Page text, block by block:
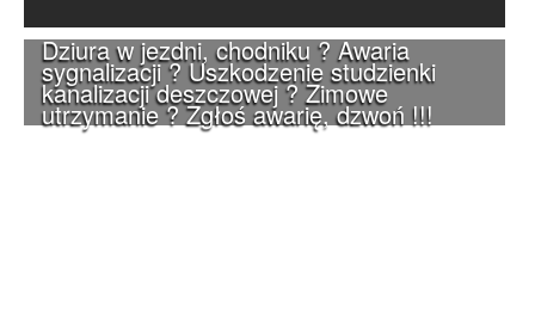
Dziura w jezdni, chodniku ? Awaria
sygnalizacji ? Uszkodzenie studzienki
kanalizacji deszczowej ? Zimowe
utrzymanie ? Zgłoś awarię, dzwoń !!!